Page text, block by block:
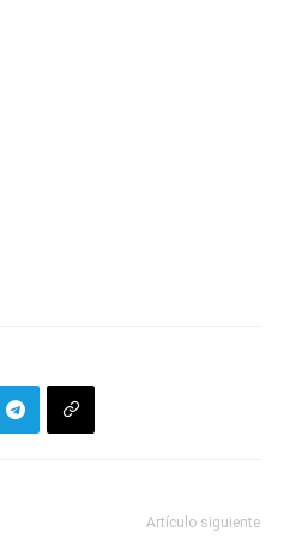
Artículo siguiente